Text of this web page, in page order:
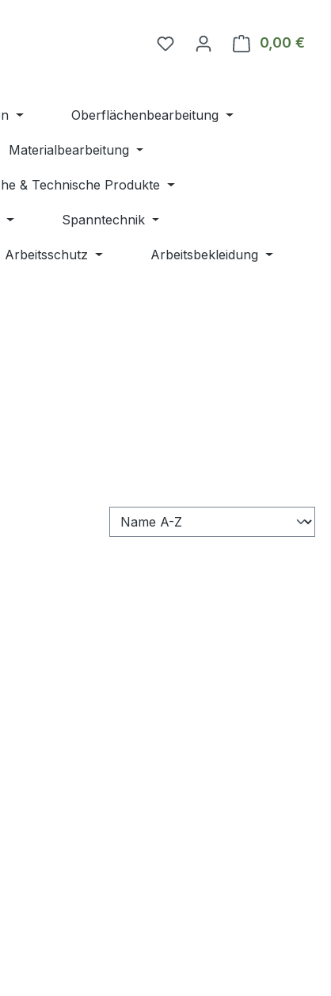
Du hast 0 Produkte auf
0,00 €
Oberflächenbearbeitung
Materialbearbeitung
& Technische Produkte
Spanntechnik
Arbeitsschutz Arbeitsbekleidung